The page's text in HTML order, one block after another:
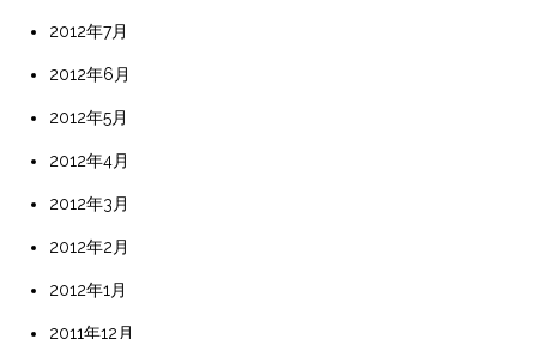
2012年7月
2012年6月
2012年5月
2012年4月
2012年3月
2012年2月
2012年1月
2011年12月